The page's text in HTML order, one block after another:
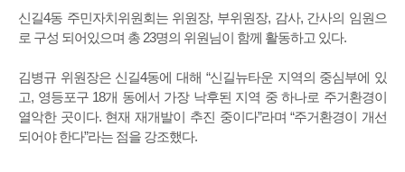
신길4동 주민자치위원회는 위원장, 부위원장, 감사, 간사의 임원으
로 구성 되어있으며 총 23명의 위원님이 함께 활동하고 있다.
김병규 위원장은 신길4동에 대해 “신길뉴타운 지역의 중심부에 있
고, 영등포구 18개 동에서 가장 낙후된 지역 중 하나로 주거환경이
열악한 곳이다. 현재 재개발이 추진 중이다”라며 “주거환경이 개선
되어야 한다”라는 점을 강조했다.